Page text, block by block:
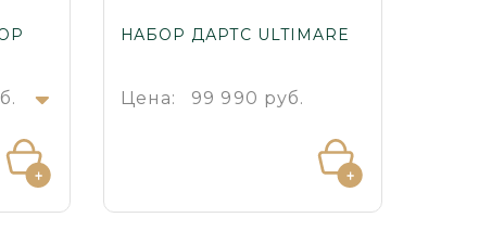
НАБОР ДАРТС ULTIMARE
Цена: 99 990 руб.